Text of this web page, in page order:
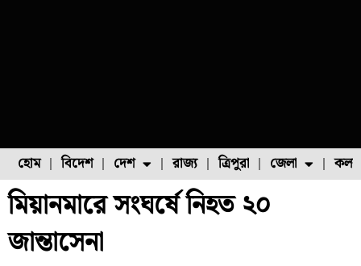
হোম বিদেশ দেশ
ফুল চাষ ফল চাষ মাছ চাষ
রাজ্য ত্রিপুরা জেলা
মিয়ানমারে সংঘর্ষে নিহত ২০
জান্তাসেনা